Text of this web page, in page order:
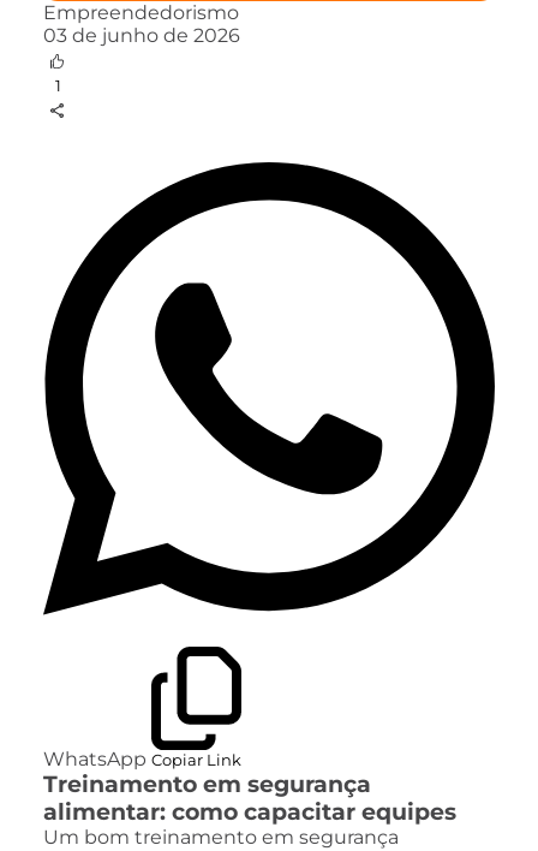
Empreendedorismo
03 de junho de 2026
1
WhatsApp Copiar Link
Treinamento em segurança
alimentar: como capacitar equipes
Um bom treinamento em segurança